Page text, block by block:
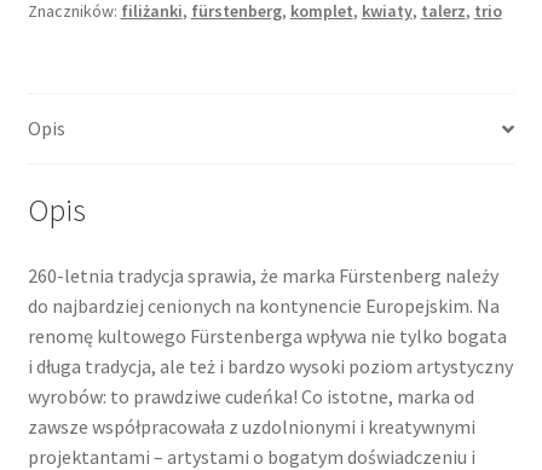
Znaczników: filiżanki, fürstenberg, komplet, kwiaty, talerz, trio
Opis
Opis
260-letnia tradycja sprawia, że marka Fürstenberg należy
do najbardziej cenionych na kontynencie Europejskim. Na
renomę kultowego Fürstenberga wpływa nie tylko bogata
i długa tradycja, ale też i bardzo wysoki poziom artystyczny
wyrobów: to prawdziwe cudeńka! Co istotne, marka od
zawsze współpracowała z uzdolnionymi i kreatywnymi
projektantami – artystami o bogatym doświadczeniu i